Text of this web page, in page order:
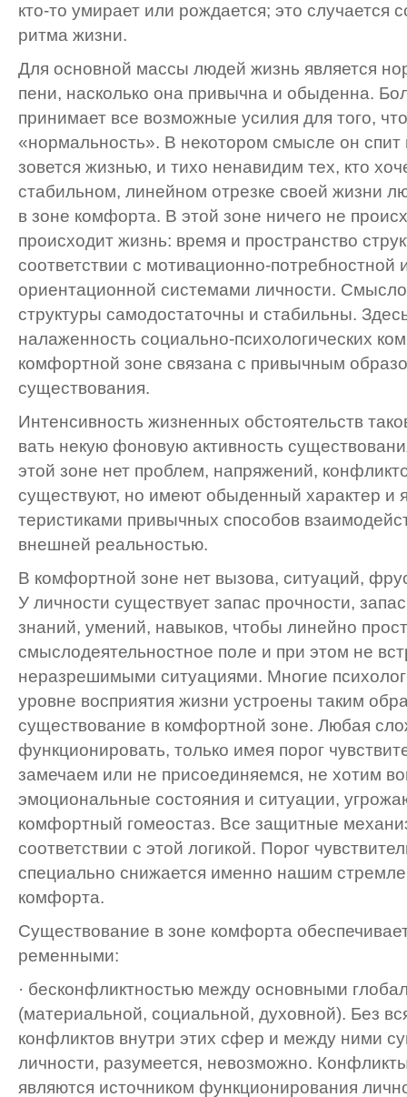
кто-то умирает или рождается; это случается
ритма жизни.
Для основной массы людей жизнь является
пени, насколько она привычна и обыденна.
принимает все возможные усилия для того,
«нор­мальность». В некотором смысле он спит
зовет­ся жизнью, и тихо ненавидим тех, кто
стабиль­ном, линейном отрезке своей жизни
в зоне комфорта. В этой зоне ничего не
происходит жизнь: время и пространство
соответствии с мотивационно-потребностной
ориентационной системами личности.
структуры самодостаточны и ста­бильны.
налаженность социально-психологических
комфортной зоне связана с привычным
существования.
Интенсивность жизненных обстоятельств
вать некую фоновую активность
этой зоне нет проблем, напряжений,
существуют, но имеют обыденный характер и
теристиками привычных способов
внешней реальностью.
В комфортной зоне нет вызова, ситуаций,
У личности существует запас прочности,
знаний, умений, навыков, чтобы линейно
смыслодеятельностное поле и при этом не
неразрешимыми ситуациями. Многие
уровне восприятия жизни устроены таким
суще­ствование в комфортной зоне. Любая
функци­онировать, только имея порог
замеча­ем или не присоединяемся, не хотим
эмоциональные со­стояния и ситуации,
комфортный гомеостаз. Все защитные
соответствии с этой логикой. Порог
специально снижается именно нашим
комфорта.
Существование в зоне комфорта
ременными:
· бесконфликтностью между основными
(материальной, социальной, духовной). Без
конфликтов внутри этих сфер и между ними
личности, разумеется, невозможно.
являются источником функционирования